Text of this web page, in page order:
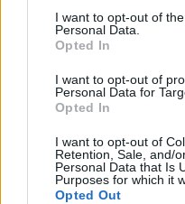
I want to opt-out of
Personal Data.
Opted In
I want to opt-out of
Personal Data for
Opted In
I want to opt-out of
Retention, Sale, and/
Personal Data that Is
Purposes for which it
Opted Out
Pasqualin ripresa
pali ci sarà il ritorno
che lo hanno tenuto
Costa, che però
sfida di lunedì: anche
differenziato, al pari